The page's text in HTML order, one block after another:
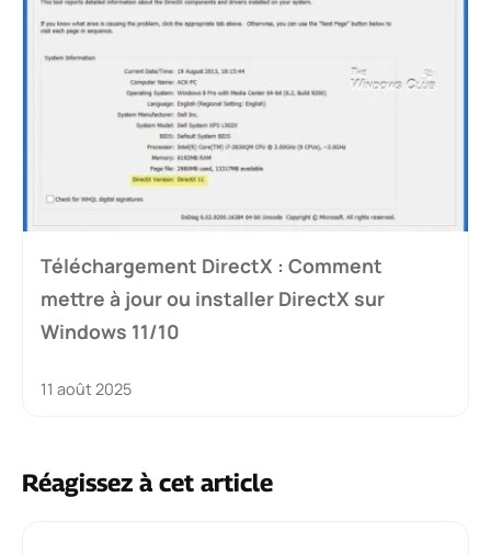
Téléchargement DirectX : Comment
mettre à jour ou installer DirectX sur
Windows 11/10
11 août 2025
Réagissez à cet article